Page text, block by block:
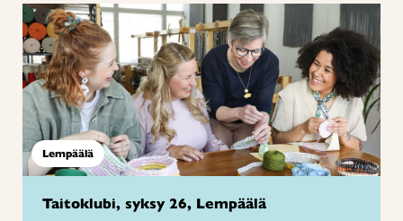
Lempäälä
Taitoklubi, syksy 26, Lempäälä